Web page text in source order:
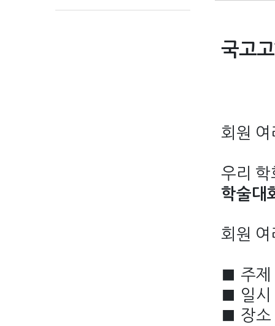
국고
회원
우리
학술대
회원
■ 주제
■ 일시
■ 장소